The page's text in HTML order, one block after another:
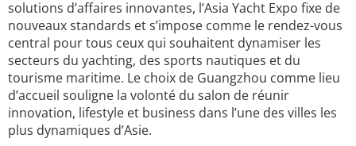
solutions d’affaires innovantes, l’Asia Yacht Expo fixe de
nouveaux standards et s’impose comme le rendez-vous
central pour tous ceux qui souhaitent dynamiser les
secteurs du yachting, des sports nautiques et du
tourisme maritime. Le choix de Guangzhou comme lieu
d’accueil souligne la volonté du salon de réunir
innovation, lifestyle et business dans l’une des villes les
plus dynamiques d’Asie.